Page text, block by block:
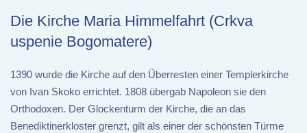
Die Kirche Maria Himmelfahrt (Crkva
uspenie Bogomatere)
1390 wurde die Kirche auf den Überresten einer Templerkirche
von Ivan Skoko errichtet. 1808 übergab Napoleon sie den
Orthodoxen. Der Glockenturm der Kirche, die an das
Benediktinerkloster grenzt, gilt als einer der schönsten Türme